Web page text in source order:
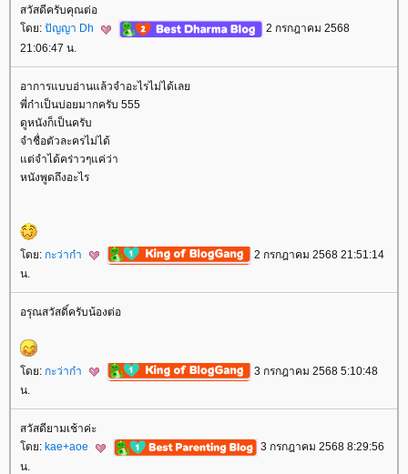
สวัสดีครับคุณต่อ
ดย: ปัญญา Dh
2 กรกฎาคม 2568
21:06:47 น.
อาการแบบอ่านแล้วจำอะไรไม่ได้เล
พี่ก๋าเป็นบ่อยมากครับ 555
ดูหนังก็เป็นครับ
จำชื่อตัวละครไม่ได้
ต่จำได้คร่าวๆแค่ว่า
หนังพูดถึงอะไร
ดย: กะว่าก๋า
2 กรกฎาคม 2568 21:51:14
น.
อรุณสวัสดิ์ครับน้องต่อ
ดย: กะว่าก๋า
3 กรกฎาคม 2568 5:10:48
น.
สวัสดียามเช้าค่ะ
ดย: kae+aoe
3 กรกฎาคม 2568 8:29:56
น.